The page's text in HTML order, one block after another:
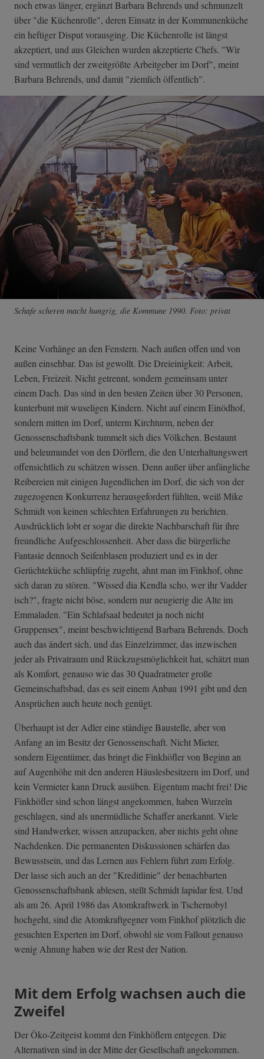
noch etwas länger, ergänzt Barbara Behrends und schmunzelt
über "die Küchenrolle", deren Einsatz in der Kommunenküche
ein heftiger Disput vorausging. Die Küchenrolle ist längst
akzeptiert, und aus Gleichen wurden akzeptierte Chefs. "Wir
sind vermutlich der zweitgrößte Arbeitgeber im Dorf", meint
Barbara Behrends, und damit "ziemlich öffentlich".
Schafe scheren macht hungrig, die Kommune 1990. Foto: privat
Keine Vorhänge an den Fenstern. Nach außen offen und von
außen einsehbar. Das ist gewollt. Die Dreieinigkeit: Arbeit,
Leben, Freizeit. Nicht getrennt, sondern gemeinsam unter
einem Dach. Das sind in den besten Zeiten über 30 Personen,
kunterbunt mit wuseligen Kindern. Nicht auf einem Einödhof,
sondern mitten im Dorf, unterm Kirchturm, neben der
Genossenschaftsbank tummelt sich dies Völkchen. Bestaunt
und beleumundet von den Dörflern, die den Unterhaltungswert
offensichtlich zu schätzen wissen. Denn außer über anfängliche
Reibereien mit einigen Jugendlichen im Dorf, die sich von der
zugezogenen Konkurrenz herausgefordert fühlten, weiß Mike
Schmidt von keinen schlechten Erfahrungen zu berichten.
Ausdrücklich lobt er sogar die direkte Nachbarschaft für ihre
freundliche Aufgeschlossenheit. Aber dass die bürgerliche
Fantasie dennoch Seifenblasen produziert und es in der
Gerüchteküche schlüpfrig zugeht, ahnt man im Finkhof, ohne
sich daran zu stören. "Wissed dia Kendla scho, wer ihr Vadder
isch?", fragte nicht böse, sondern nur neugierig die Alte im
Emmaladen. "Ein Schlafsaal bedeutet ja noch nicht
Gruppensex", meint beschwichtigend Barbara Behrends. Doch
auch das ändert sich, und das Einzelzimmer, das inzwischen
jeder als Privatraum und Rückzugsmöglichkeit hat, schätzt man
als Komfort, genauso wie das 30 Quadratmeter große
Gemeinschaftsbad, das es seit einem Anbau 1991 gibt und den
Ansprüchen auch heute noch genügt.
Überhaupt ist der Adler eine ständige Baustelle, aber von
Anfang an im Besitz der Genossenschaft. Nicht Mieter,
sondern Eigentümer, das bringt die Finkhöfler von Beginn an
auf Augenhöhe mit den anderen Häuslesbesitzern im Dorf, und
kein Vermieter kann Druck ausüben. Eigentum macht frei! Die
Finkhöfler sind schon längst angekommen, haben Wurzeln
geschlagen, sind als unermüdliche Schaffer anerkannt. Viele
sind Handwerker, wissen anzupacken, aber nichts geht ohne
Nachdenken. Die permanenten Diskussionen schärfen das
Bewusstsein, und das Lernen aus Fehlern führt zum Erfolg.
Der lasse sich auch an der "Kreditlinie" der benachbarten
Genossenschaftsbank ablesen, stellt Schmidt lapidar fest. Und
als am 26. April 1986 das Atomkraftwerk in Tschernobyl
hochgeht, sind die Atomkraftgegner vom Finkhof plötzlich die
gesuchten Experten im Dorf, obwohl sie vom Fallout genauso
wenig Ahnung haben wie der Rest der Nation.
Mit dem Erfolg wachsen auch die
Zweifel
Der Öko-Zeitgeist kommt den Finkhöflern entgegen. Die
Alternativen sind in der Mitte der Gesellschaft angekommen.